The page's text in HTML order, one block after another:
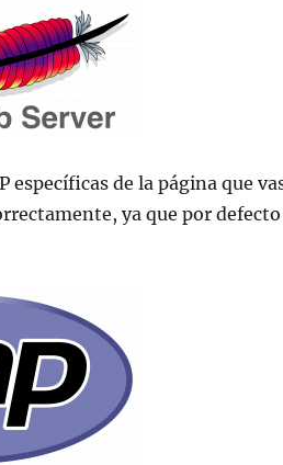
específicas de la página que
ya que por defecto